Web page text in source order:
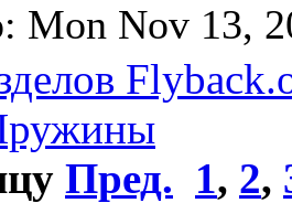
Mon Nov 13,
Пред. 1, 2,